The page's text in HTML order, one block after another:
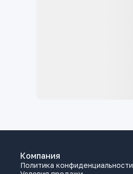
Компания
Политика конфиденциальности